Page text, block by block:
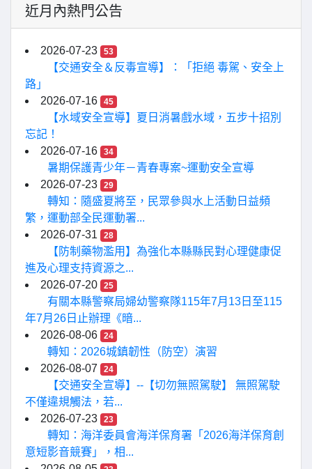
近月內熱門公告
2026-07-23 53
【交通安全＆反毒宣導】：「拒絕 毒駕、安全上
路」
2026-07-16
45
【水域安全宣導】夏日消暑戲水域，五步十招別
忘記！
2026-07-16
34
暑期保護青少年－青春專案~運動安全宣導
2026-07-23
29
轉知：隨盛夏將至，民眾參與水上活動日益頻
繁，運動部全民運動署...
2026-07-31
28
【防制藥物濫用】為強化本縣縣民對心理健康促
進及心理支持資源之...
2026-07-20
25
有關本縣警察局婦幼警察隊115年7月13日至115
年7月26日止辦理《暗...
2026-08-06
24
轉知：2026城鎮韌性（防空）演習
2026-08-07
24
【交通安全宣導】--【切勿無照駕駛】 無照駕駛
不僅違規觸法，若...
2026-07-23
23
轉知：海洋委員會海洋保育署「2026海洋保育創
意短影音競賽」，相...